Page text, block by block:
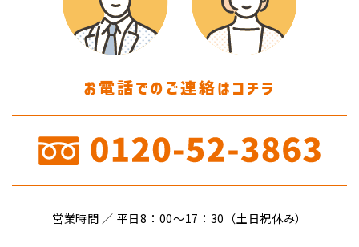
お電話でのご連絡はコチラ
営業時間 ／ 平日8：00〜17：30（土日祝休み）